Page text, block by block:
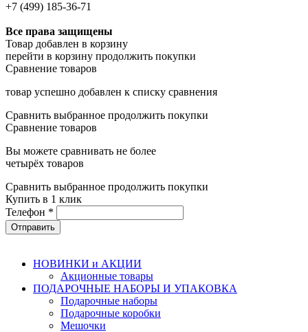
+7 (499) 185-36-71
Все права защищены
Товар добавлен в корзину
перейти в корзину продолжить покупки
Сравнение товаров
товар успешно добавлен к списку сравнения
Сравнить выбранное продолжить покупки
Сравнение товаров
Вы можете сравнивать не более
четырёх товаров
Сравнить выбранное продолжить покупки
Купить в 1 клик
Телефон *
НОВИНКИ и АКЦИИ
Акционные товары
ПОДАРОЧНЫЕ НАБОРЫ И УПАКОВКА
Подарочные наборы
Подарочные коробки
Мешочки